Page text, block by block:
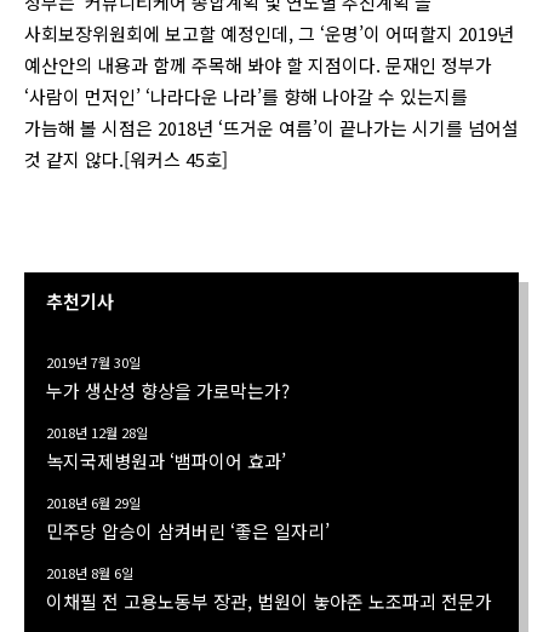
사회보장위원회에 보고할 예정인데, 그 ‘운명’이 어떠할지 2019년
예산안의 내용과 함께 주목해 봐야 할 지점이다. 문재인 정부가
‘사람이 먼저인’ ‘나라다운 나라’를 향해 나아갈 수 있는지를
가늠해 볼 시점은 2018년 ‘뜨거운 여름’이 끝나가는 시기를 넘어설
것 같지 않다.[워커스 45호]
추천기사
2019년 7월 30일
누가 생산성 향상을 가로막는가?
2018년 12월 28일
녹지국제병원과 ‘뱀파이어 효과’
2018년 6월 29일
민주당 압승이 삼켜버린 ‘좋은 일자리’
2018년 8월 6일
이채필 전 고용노동부 장관, 법원이 놓아준 노조파괴 전문가